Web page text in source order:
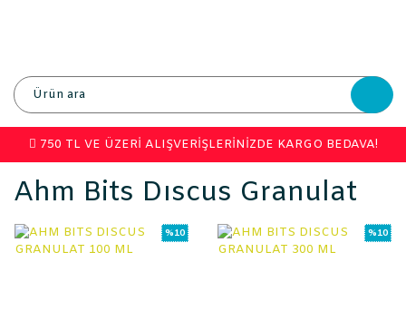
750 TL VE ÜZERİ ALIŞVERİŞLERİNİZDE KARGO BEDAVA!
Ahm Bits Dıscus Granulat
%10 %10